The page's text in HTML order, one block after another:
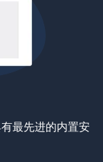
最先进的内置安